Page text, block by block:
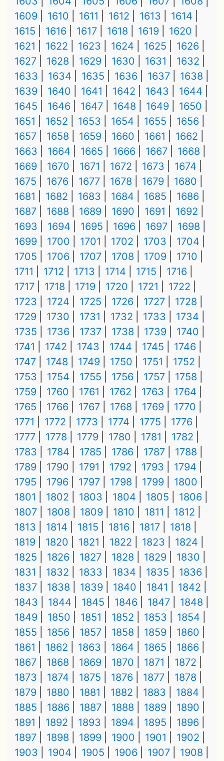
1609
1610 1611 1612 1613
1614
1615
1616 1617 1618 1619
1620
1621
1622 1623 1624 1625
1626
1627
1628 1629 1630 1631
1632
1633
1634 1635 1636 1637
1638
1639
1640 1641 1642 1643
1644
1645
1646 1647 1648 1649
1650
1651
1652 1653 1654 1655
1656
1657
1658 1659 1660 1661
1662
1663
1664 1665 1666 1667
1668
1669
1670 1671 1672 1673
1674
1675
1676 1677 1678 1679
1680
1681
1682 1683 1684 1685
1686
1687
1688 1689 1690 1691
1692
1693
1694 1695 1696 1697
1698
1699
1700 1701 1702 1703
1704
1705
1706 1707 1708 1709
1710
1711
1712 1713 1714 1715
1716
1717
1718 1719 1720 1721
1722
1723
1724 1725 1726 1727
1728
1729
1730 1731 1732 1733
1734
1735
1736 1737 1738 1739
1740
1741
1742 1743 1744 1745
1746
1747
1748 1749 1750 1751
1752
1753
1754 1755 1756 1757
1758
1759
1760 1761 1762 1763
1764
1765
1766 1767 1768 1769
1770
1771
1772 1773 1774 1775
1776
1777
1778 1779 1780 1781
1782
1783
1784 1785 1786 1787
1788
1789
1790 1791 1792 1793
1794
1795
1796 1797 1798 1799
1800
1801
1802 1803 1804 1805
1806
1807
1808 1809 1810 1811
1812
1813
1814 1815 1816 1817
1818
1819
1820 1821 1822 1823
1824
1825
1826 1827 1828 1829
1830
1831
1832 1833 1834 1835
1836
1837
1838 1839 1840 1841
1842
1843
1844 1845 1846 1847
1848
1849
1850 1851 1852 1853
1854
1855
1856 1857 1858 1859
1860
1861
1862 1863 1864 1865
1866
1867
1868 1869 1870 1871
1872
1873
1874 1875 1876 1877
1878
1879
1880 1881 1882 1883
1884
1885
1886 1887 1888 1889
1890
1891
1892 1893 1894 1895
1896
1897
1898 1899 1900 1901
1902
1903
1904 1905 1906 1907
1908